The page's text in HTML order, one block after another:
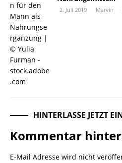
2. Juli 2019 Marvin
HINTERLASSE JETZT
Kommentar
E-Mail Adresse wird nicht